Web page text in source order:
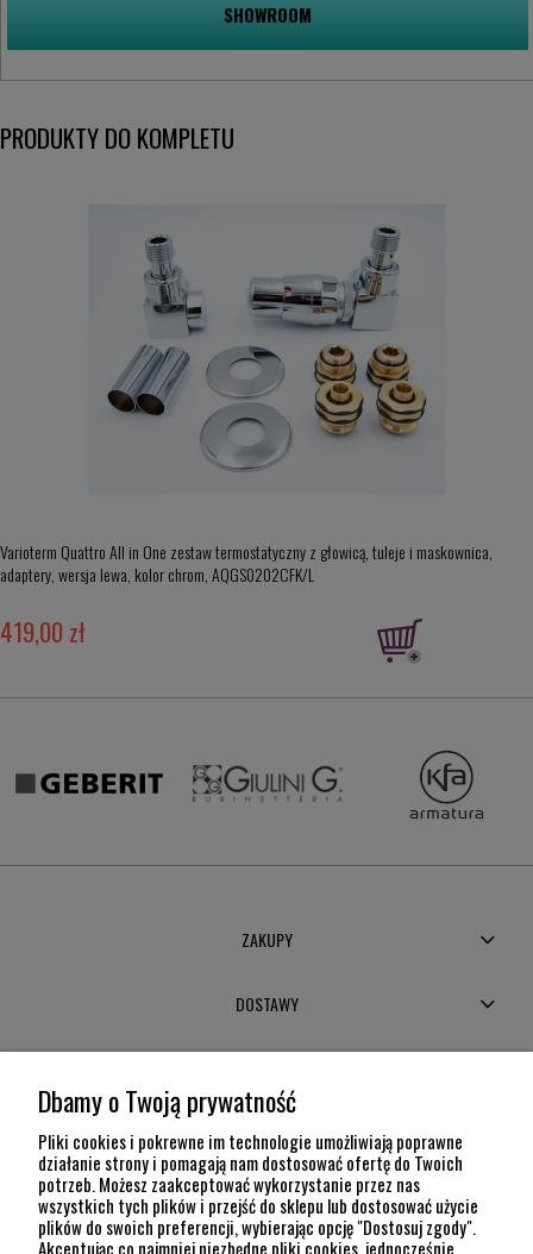
SHOWROOM
PRODUKTY DO KOMPLETU
Varioterm Quattro All in One zestaw termostatyczny z głowicą, tuleje i maskownica,
adaptery, wersja lewa, kolor chrom, AQGS0202CFK/L
419,00 zł
ZAKUPY
DOSTAWY
POMOC
INFORMACJE
KONTAKT
Dbamy o Twoją prywatność
Pliki cookies i pokrewne im technologie umożliwiają poprawne
działanie strony i pomagają nam dostosować ofertę do Twoich
potrzeb. Możesz zaakceptować wykorzystanie przez nas
wszystkich tych plików i przejść do sklepu lub dostosować użycie
plików do swoich preferencji, wybierając opcję "Dostosuj zgody".
Akceptując co najmniej niezbędne pliki cookies, jednocześnie